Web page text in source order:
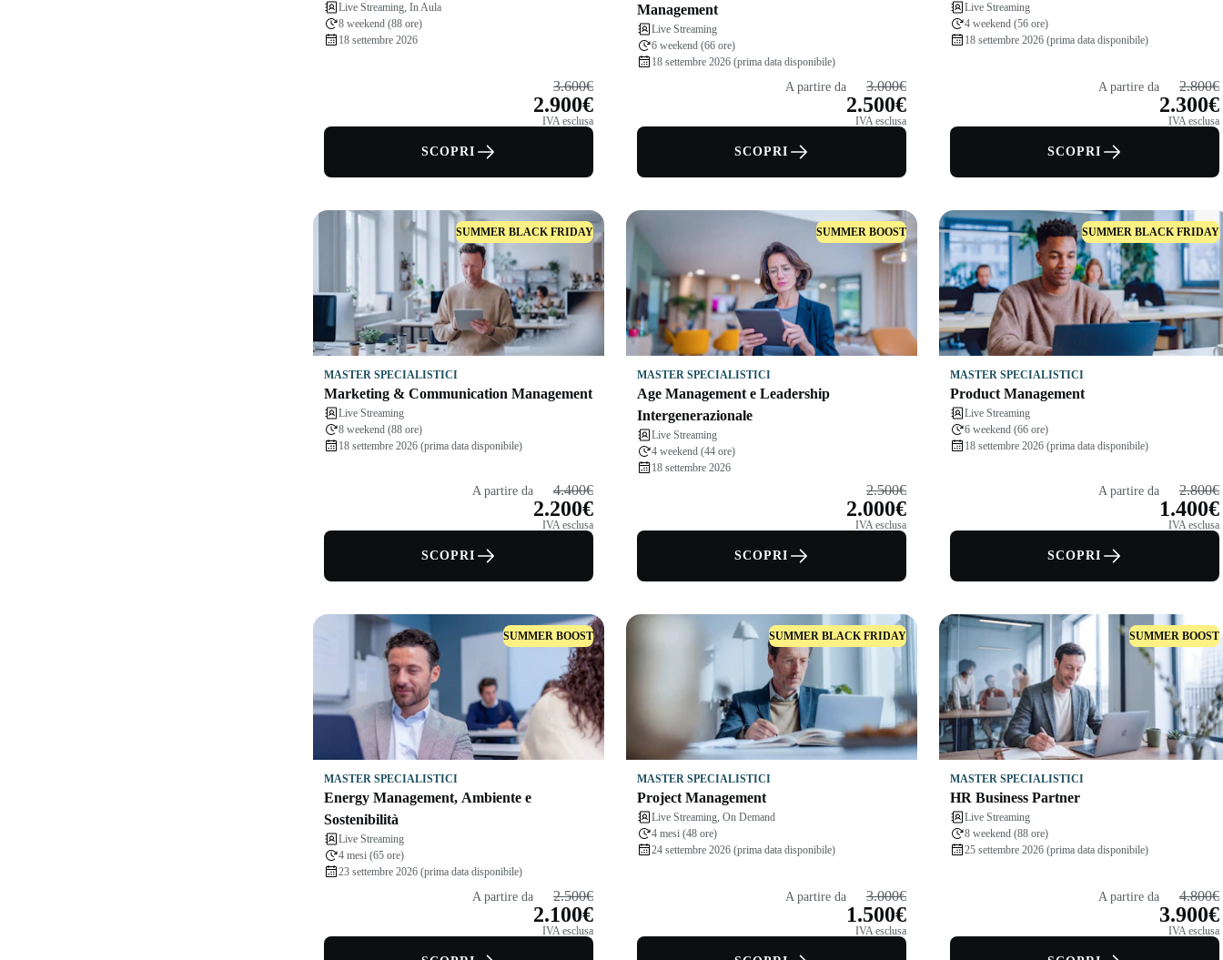
Live Streaming, In Aula
8 weekend (88 ore)
18 settembre 2026
3.600€
2.900€
IVA esclusa
SCOPRI
Management
Live Streaming
6 weekend (66 ore)
18 settembre 2026 (prima data disponibile)
A partire da 3.000€
2.500€
IVA esclusa
SCOPRI
Live Streaming
4 weekend (56 ore)
18 settembre 2026 (prima data disponibile)
A partire da 2.800€
2.300€
IVA esclusa
SCOPRI
SUMMER BLACK FRIDAY
MASTER SPECIALISTICI
Marketing & Communication Management
Live Streaming
8 weekend (88 ore)
18 settembre 2026 (prima data disponibile)
A partire da 4.400€
2.200€
IVA esclusa
SCOPRI
SUMMER BOOST
MASTER SPECIALISTICI
Age Management e Leadership
Intergenerazionale
Live Streaming
4 weekend (44 ore)
18 settembre 2026
2.500€
2.000€
IVA esclusa
SCOPRI
SUMMER BLACK FRIDAY
MASTER SPECIALISTICI
Product Management
Live Streaming
6 weekend (66 ore)
18 settembre 2026 (prima data disponibile)
A partire da 2.800€
1.400€
IVA esclusa
SCOPRI
SUMMER BOOST
MASTER SPECIALISTICI
Energy Management, Ambiente e
Sostenibilità
Live Streaming
4 mesi (65 ore)
23 settembre 2026 (prima data disponibile)
A partire da 2.500€
2.100€
IVA esclusa
SUMMER BLACK FRIDAY
MASTER SPECIALISTICI
Project Management
Live Streaming, On Demand
4 mesi (48 ore)
24 settembre 2026 (prima data disponibile)
A partire da 3.000€
1.500€
IVA esclusa
SUMMER BOOST
MASTER SPECIALISTICI
HR Business Partner
Live Streaming
8 weekend (88 ore)
25 settembre 2026 (prima data disponibile)
A partire da 4.800€
3.900€
IVA esclusa